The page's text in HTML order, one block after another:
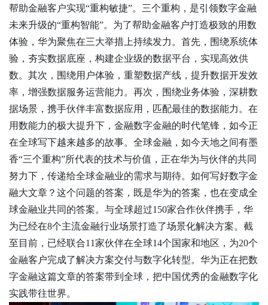
帮助金融客户实现“重构敏捷”。三个重构，是引领数字金融
未来升级的“重构智能”。为了帮助金融客户打造极致的用数
体验，华为聚焦在三大举措上持续发力。首先，围绕系统体
验，夯实数据底座，构建企业级的数据平台，实现高效供
数。其次，围绕用户体验，重塑数据产线，提升数据开发效
率，增强数据服务运营能力。再次，围绕业务体验，深耕数
据场景，携手伙伴丰富数据应用，匹配最佳的数据能力。在
用数能力的极大提升下，金融数字金融的时代笔锋，如今正
在全球写下越来越多的故事。全球金融，如今天地之间有墨
香“三个重构”所代表的技术与价值，正在华为与伙伴的共同
努力下，传递给全球金融业的需求与期待。如何写好数字金
融大文章？这个问题的答案，既是华为的答案，也在变成全
球金融业共同的答案。与全球超过150家合作伙伴携手，华
为已经在8个主流金融行业场景打造了场景化解决方案。截
至目前，已经联合11家伙伴在全球14个国家和地区，为20个
金融客户完成了解决方案交付与数字化转型。华为正在把数
字金融这篇文章的答案带到全球，把中国优秀的金融数字化
实践带往世界。